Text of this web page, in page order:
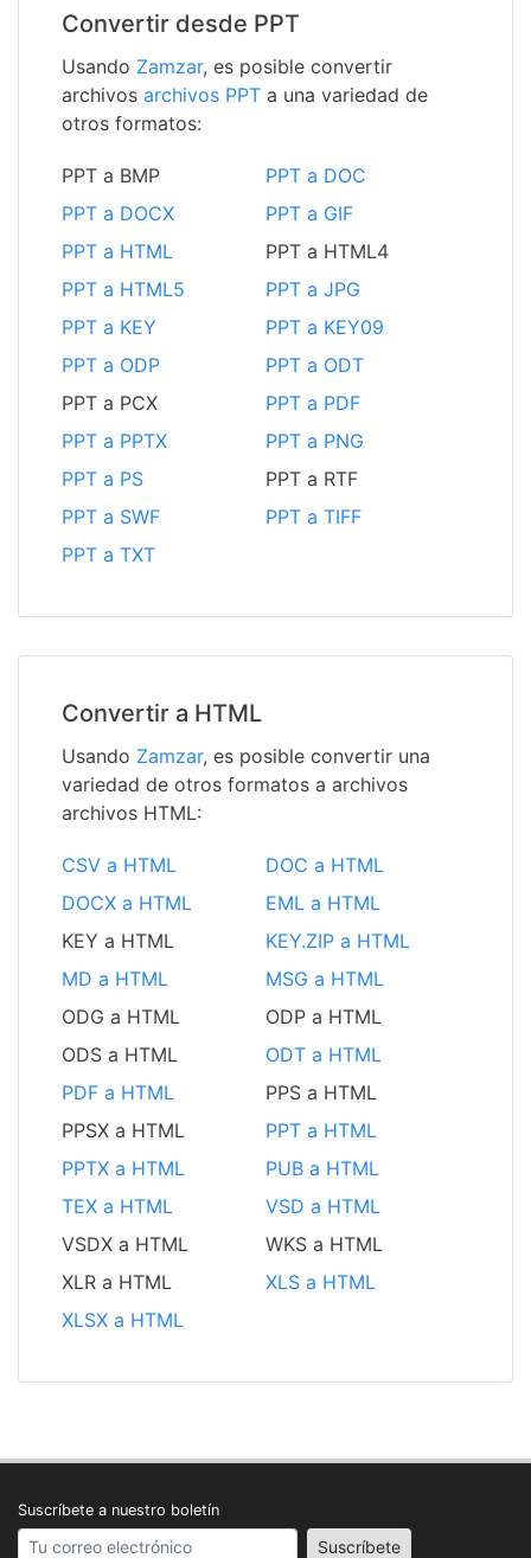
Convertir desde PPT
Usando Zamzar, es posible convertir
archivos archivos PPT a una variedad de
otros formatos:
PPT a BMP
PPT a DOC
PPT a DOCX
PPT a GIF
PPT a HTML
PPT a HTML4
PPT a HTML5
PPT a JPG
PPT a KEY
PPT a KEY09
PPT a ODP
PPT a ODT
PPT a PCX
PPT a PDF
PPT a PPTX
PPT a PNG
PPT a PS
PPT a RTF
PPT a SWF
PPT a TIFF
PPT a TXT
Convertir a HTML
Usando Zamzar, es posible convertir una
variedad de otros formatos a archivos
archivos HTML:
CSV a HTML
DOC a HTML
DOCX a HTML
EML a HTML
KEY a HTML
KEY.ZIP a HTML
MD a HTML
MSG a HTML
ODG a HTML
ODP a HTML
ODS a HTML
ODT a HTML
PDF a HTML
PPS a HTML
PPSX a HTML
PPT a HTML
PPTX a HTML
PUB a HTML
TEX a HTML
VSD a HTML
VSDX a HTML
WKS a HTML
XLR a HTML
XLS a HTML
XLSX a HTML
Suscríbete a nuestro boletín
Your email address Suscríbete